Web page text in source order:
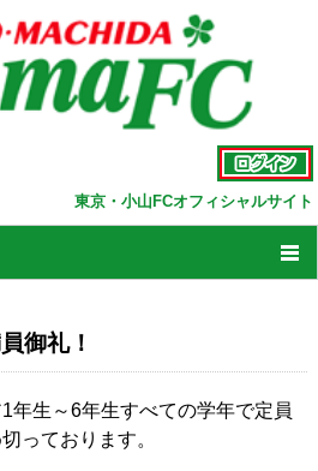
東京・小山FCオフィシャルサイト
クラブ紹介
お知らせ
スタッフ紹介
御礼！
年生～6年生すべての学年で定員
っております。